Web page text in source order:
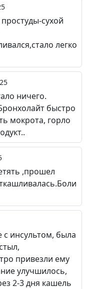
сухой
легко
ничего.
быстро
мокрота, горло
,прошел
инсультом, была
привезли ему
улучшилось,
2-3 дня кашель